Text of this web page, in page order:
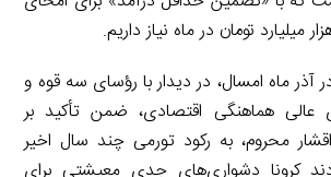
میلیارد تومان در ماه نیاز داریم.
آذر ماه امسال، در دیدار با رؤسای سه قوه و
عالی هماهنگی اقتصادی، ضمن تأکید بر
محروم، به رکود تورمی چند سال اخیر
کرونا دشواری‌های جدی معیشتی برای